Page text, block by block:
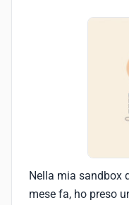
Nella mia sandbox
mese fa, ho preso